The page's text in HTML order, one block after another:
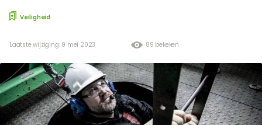
Veiligheid
89 bekeken
Laatste wijziging: 9 mei 2023